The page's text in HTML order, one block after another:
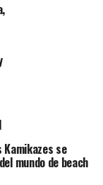
Kamikazes se
mundo de beach